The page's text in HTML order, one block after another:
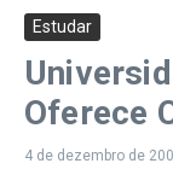
Estudar
Oferece
4 de dezembro de